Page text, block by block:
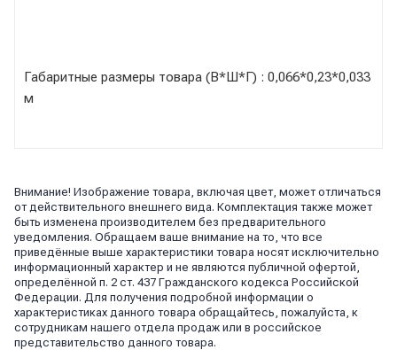
Габаритные размеры товара (В*Ш*Г) : 0,066*0,23*0,033
м
Внимание! Изображение товара, включая цвет, может отличаться
от действительного внешнего вида. Комплектация также может
быть изменена производителем без предварительного
уведомления. Обращаем ваше внимание на то, что все
приведённые выше характеристики товара носят исключительно
информационный характер и не являются публичной офертой,
определённой п. 2 ст. 437 Гражданского кодекса Российской
Федерации. Для получения подробной информации о
характеристиках данного товара обращайтесь, пожалуйста, к
сотрудникам нашего отдела продаж или в российское
представительство данного товара.